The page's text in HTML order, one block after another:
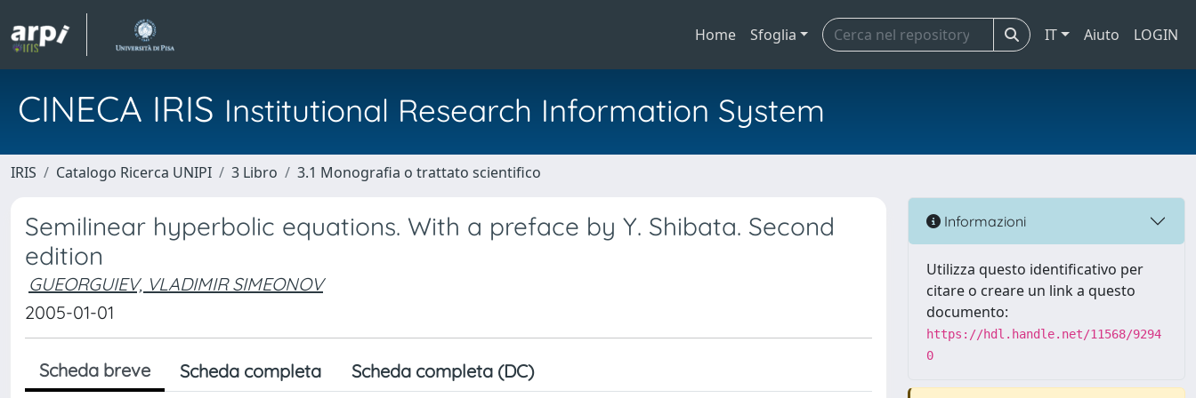
Home Sfoglia IT Aiuto LOGIN
CINECA IRIS Institutional Research Information System
IRIS Catalogo Ricerca UNIPI 3 Libro 3.1 Monografia o trattato scientifico
Semilinear hyperbolic equations. With a preface by Y. Shibata. Second
edition
GUEORGUIEV, VLADIMIR SIMEONOV
2005-01-01
Scheda breve Scheda completa Scheda completa (DC)
Informazioni
Utilizza questo identificativo per
citare o creare un link a questo
documento:
https://hdl.handle.net/11568/9294
0